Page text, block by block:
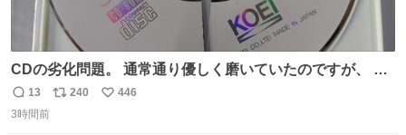
CDの劣化問題。 通常通り優しく磨いていたのですが、 薄
い氷のようにバリッと割れてしまいました。。 中々高価な
ソフトなので辛いです😭 数十年後にはCDゲームソフト、
返
信
13
リ
240
い
446
3時間前